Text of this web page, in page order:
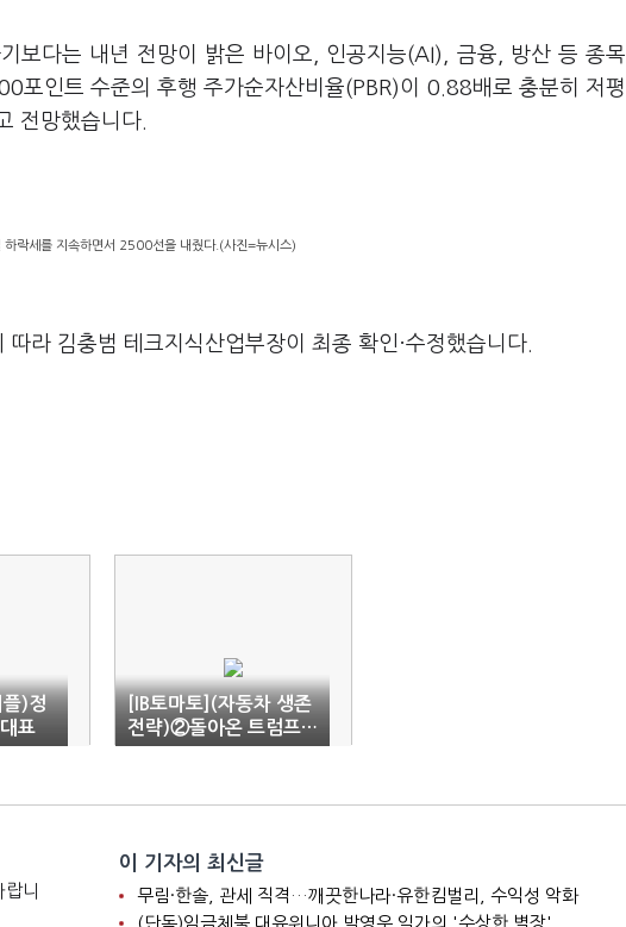
보다는 내년 전망이 밝은 바이오, 인공지능(AI), 금융, 방산 등 종목
포인트 수준의 후행 주가순자산비율(PBR)이 0.88배로 충분히 저평
전망했습니다.
하락세를 지속하면서 2500선을 내줬다.(사진=뉴시스)
라 김충범 테크지식산업부장이 최종 확인·수정했습니다.
)정
표
[IB토마토](자동차 생존
전략)②돌아온 트럼프…
반도체 공급망 다시 흔
니
이 기자의 최신글
무림·한솔, 관세 직격…깨끗한나라·유한킴벌리, 수익성 악화
(단독)임금체불 대유위니아 박영우 일가의 '수상한 별장'